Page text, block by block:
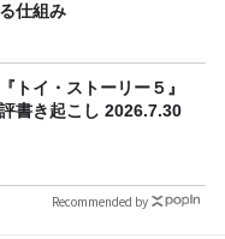
仕組み
トイ・ストーリー５』
書き起こし 2026.7.30
Recommended by